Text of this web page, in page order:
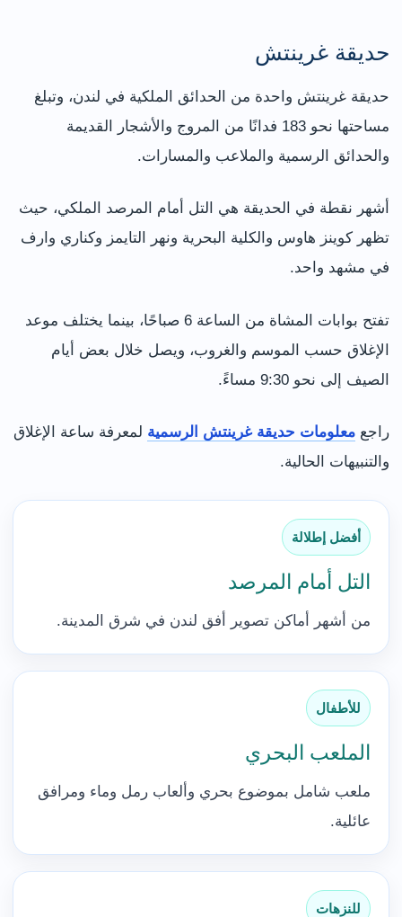
حديقة غرينتش
حديقة غرينتش واحدة من الحدائق الملكية في لندن، وتبلغ
مساحتها نحو 183 فدانًا من المروج والأشجار القديمة
والحدائق الرسمية والملاعب والمسارات.
أشهر نقطة في الحديقة هي التل أمام المرصد الملكي، حيث
تظهر كوينز هاوس والكلية البحرية ونهر التايمز وكناري وارف
في مشهد واحد.
تفتح بوابات المشاة من الساعة 6 صباحًا، بينما يختلف موعد
الإغلاق حسب الموسم والغروب، ويصل خلال بعض أيام
الصيف إلى نحو 9:30 مساءً.
راجع معلومات حديقة غرينتش الرسمية لمعرفة ساعة الإغلاق
والتنبيهات الحالية.
أفضل إطلالة
التل أمام المرصد
من أشهر أماكن تصوير أفق لندن في شرق المدينة.
للأطفال
الملعب البحري
ملعب شامل بموضوع بحري وألعاب رمل وماء ومرافق
عائلية.
للنزهات